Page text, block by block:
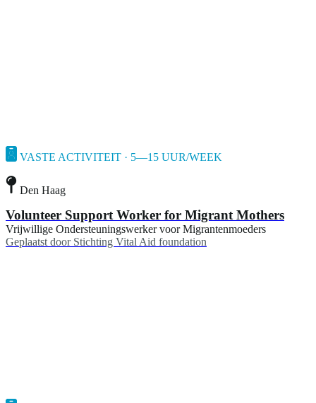
VASTE ACTIVITEIT · 5—15 UUR/WEEK
Den Haag
Volunteer Support Worker for Migrant Mothers
Vrijwillige Ondersteuningswerker voor Migrantenmoeders
Geplaatst door Stichting Vital Aid foundation